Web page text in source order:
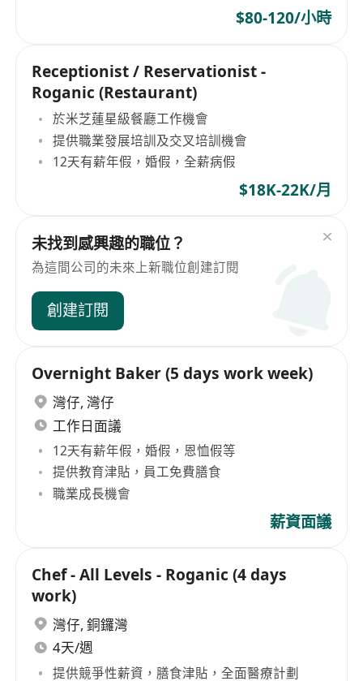
$80-120/小時
Receptionist / Reservationist -
Roganic (Restaurant)
於米芝蓮星級餐廳工作機會
提供職業發展培訓及交叉培訓機會
12天有薪年假，婚假，全薪病假
$18K-22K/月
未找到感興趣的職位？
為這間公司的未來上新職位創建訂閱
創建訂閱
Overnight Baker (5 days work week)
灣仔, 灣仔
工作日面議
12天有薪年假，婚假，恩恤假等
提供教育津貼，員工免費膳食
職業成長機會
薪資面議
Chef - All Levels - Roganic (4 days
work)
灣仔, 銅鑼灣
4天/週
提供競爭性薪資，膳食津貼，全面醫療計劃